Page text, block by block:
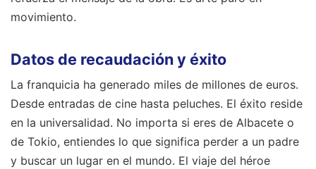
movimiento.
Datos de recaudación y éxito
La franquicia ha generado miles de millones de euros.
Desde entradas de cine hasta peluches. El éxito reside
en la universalidad. No importa si eres de Albacete o
de Tokio, entiendes lo que significa perder a un padre
y buscar un lugar en el mundo. El viaje del héroe